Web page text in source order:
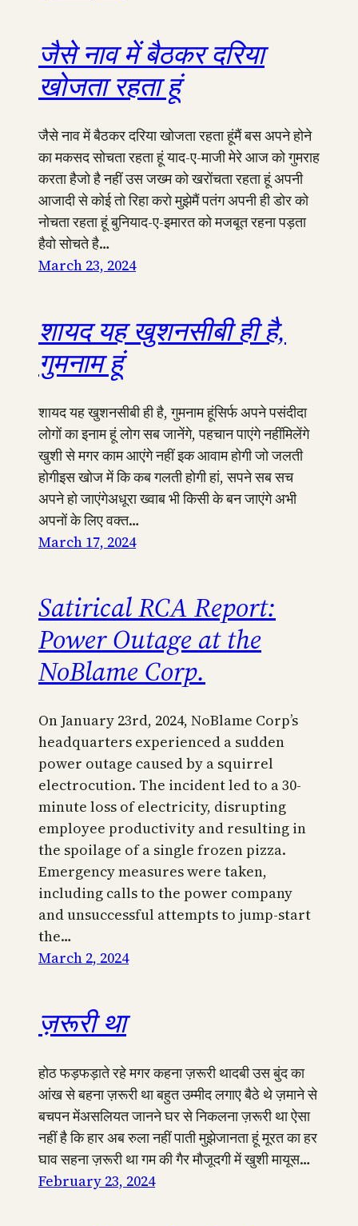
जैसे नाव में बैठकर दरिया
खोजता रहता हूं
जैसे नाव में बैठकर दरिया खोजता रहता हूंमैं बस अपने होने
का मकसद सोचता रहता हूं याद-ए-माजी मेरे आज को गुमराह
करता हैजो है नहीं उस जख्म को खरोंचता रहता हूं अपनी
आजादी से कोई तो रिहा करो मुझेमैं पतंग अपनी ही डोर को
नोचता रहता हूं बुनियाद-ए-इमारत को मजबूत रहना पड़ता
हैवो सोचते है…
March 23, 2024
शायद यह खुशनसीबी ही है,
गुमनाम हूं
शायद यह खुशनसीबी ही है, गुमनाम हूंसिर्फ अपने पसंदीदा
लोगों का इनाम हूं लोग सब जानेंगे, पहचान पाएंगे नहींमिलेंगे
खुशी से मगर काम आएंगे नहीं इक आवाम होगी जो जलती
होगीइस खोज में कि कब गलती होगी हां, सपने सब सच
अपने हो जाएंगेअधूरा ख्वाब भी किसी के बन जाएंगे अभी
अपनों के लिए वक्त…
March 17, 2024
Satirical RCA Report:
Power Outage at the
NoBlame Corp.
On January 23rd, 2024, NoBlame Corp’s
headquarters experienced a sudden
power outage caused by a squirrel
electrocution. The incident led to a 30-
minute loss of electricity, disrupting
employee productivity and resulting in
the spoilage of a single frozen pizza.
Emergency measures were taken,
including calls to the power company
and unsuccessful attempts to jump-start
the…
March 2, 2024
ज़रूरी था
होठ फड़फड़ाते रहे मगर कहना ज़रूरी थादबी उस बुंद का
आंख से बहना ज़रूरी था बहुत उम्मीद लगाए बैठे थे ज़माने से
बचपन मेंअसलियत जानने घर से निकलना ज़रूरी था ऐसा
नहीं है कि हार अब रुला नहीं पाती मुझेजानता हूं मूरत का हर
घाव सहना ज़रूरी था गम की गैर मौजूदगी में खुशी मायूस…
February 23, 2024